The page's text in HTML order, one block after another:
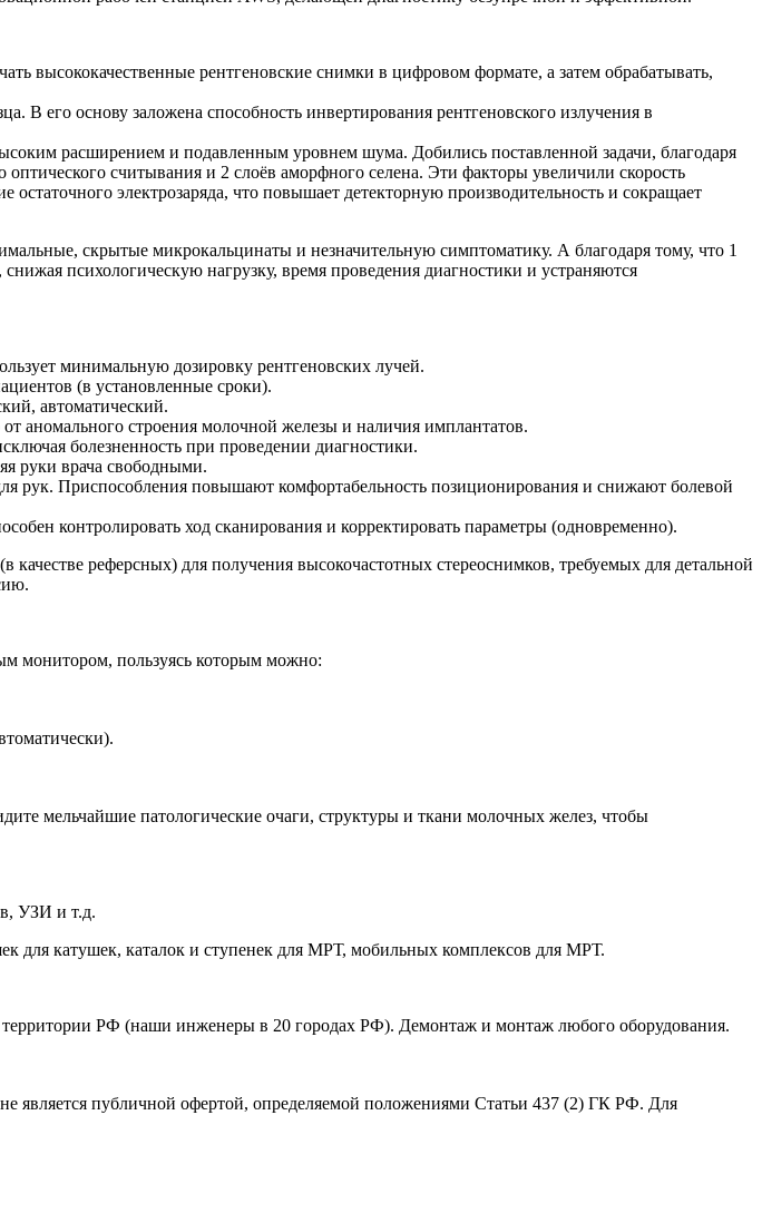
высококачественные рентгеновские снимки в цифровом формате, а затем обрабатывать,
В его основу заложена способность инвертирования рентгеновского излучения в
расширением и подавленным уровнем шума. Добились поставленной задачи, благодаря
считывания и 2 слоёв аморфного селена. Эти факторы увеличили скорость
электрозаряда, что повышает детекторную производительность и сокращает
скрытые микрокальцинаты и незначительную симптоматику. А благодаря тому, что 1
психологическую нагрузку, время проведения диагностики и устраняются
минимальную дозировку рентгеновских лучей.
(в установленные сроки).
автоматический.
аномального строения молочной железы и наличия имплантатов.
болезненность при проведении диагностики.
руки врача свободными.
рук. Приспособления повышают комфортабельность позиционирования и снижают болевой
контролировать ход сканирования и корректировать параметры (одновременно).
реферсных) для получения высокочастотных стереоснимков, требуемых для детальной
монитором, пользуясь которым можно:
мельчайшие патологические очаги, структуры и ткани молочных желез, чтобы
УЗИ и т.д.
для катушек, каталок и ступенек для МРТ, мобильных комплексов для МРТ.
РФ (наши инженеры в 20 городах РФ). Демонтаж и монтаж любого оборудования.
является публичной офертой, определяемой положениями Статьи 437 (2) ГК РФ. Для